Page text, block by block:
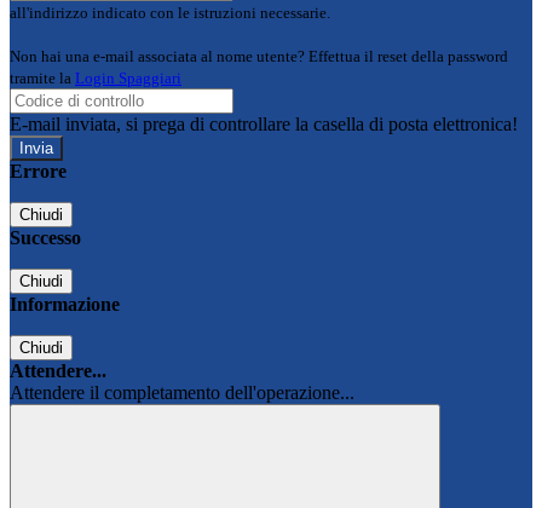
all'indirizzo indicato con le istruzioni necessarie.
Non hai una e-mail associata al nome utente? Effettua il reset della password
tramite la Login Spaggiari
E-mail inviata, si prega di controllare la casella di posta elettronica!
Errore
Chiudi
Successo
Chiudi
Informazione
Chiudi
Attendere...
Attendere il completamento dell'operazione...